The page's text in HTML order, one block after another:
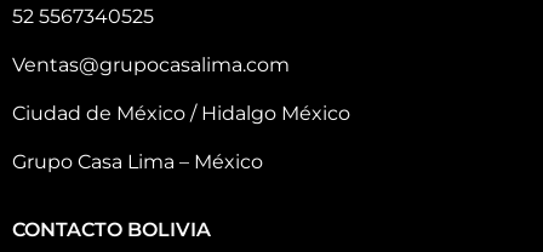
52 5567340525
Ventas@grupocasalima.com
Ciudad de México / Hidalgo México
Grupo Casa Lima – México
CONTACTO BOLIVIA